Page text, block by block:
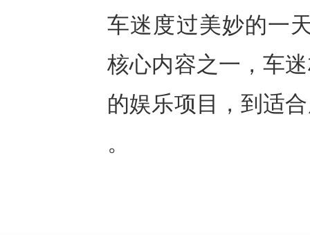
车迷度过美妙的一
核心内容之一，车
的娱乐项目，到适
。